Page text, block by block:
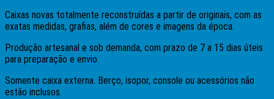
Caixas novas totalmente reconstruídas a partir de originais, com as
exatas medidas, grafias, além de cores e imagens da época.
Produção artesanal e sob demanda, com prazo de 7 a 15 dias úteis
para preparação e envio.
Somente caixa externa. Berço, isopor, console ou acessórios não
estão inclusos.